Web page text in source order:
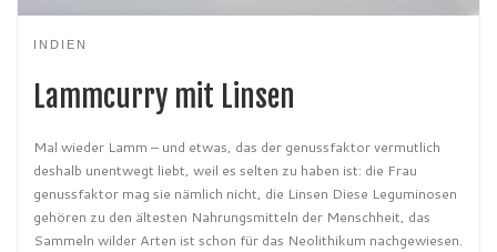
INDIEN
Lammcurry mit Linsen
Mal wieder Lamm – und etwas, das der genussfaktor vermutlich
deshalb unentwegt liebt, weil es selten zu haben ist: die Frau
genussfaktor mag sie nämlich nicht, die Linsen Diese Leguminosen
gehören zu den ältesten Nahrungsmitteln der Menschheit, das
Sammeln wilder Arten ist schon für das Neolithikum nachgewiesen.